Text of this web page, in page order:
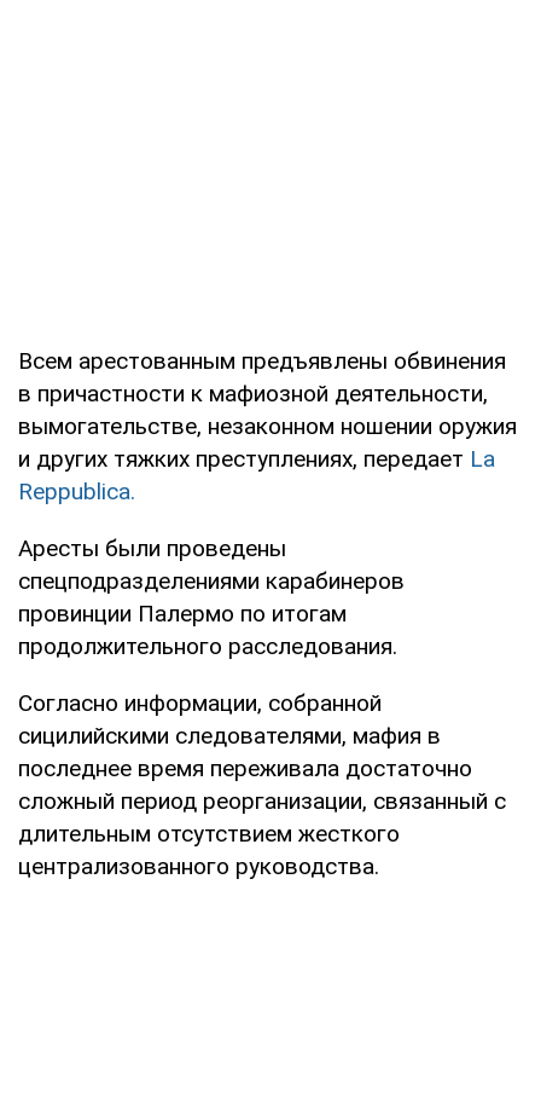
Всем арестованным предъявлены обвинения
в причастности к мафиозной деятельности,
вымогательстве, незаконном ношении оружия
и других тяжких преступлениях, передает La
Reppublica.
Аресты были проведены
спецподразделениями карабинеров
провинции Палермо по итогам
продолжительного расследования.
Согласно информации, собранной
сицилийскими следователями, мафия в
последнее время переживала достаточно
сложный период реорганизации, связанный с
длительным отсутствием жесткого
централизованного руководства.